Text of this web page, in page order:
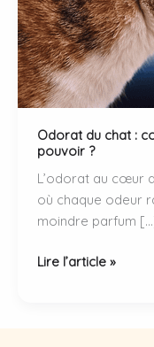
Odorat du chat :
pouvoir ?
L’odorat au cœur
où chaque odeur
moindre parfum
Odorat
Lire l’article »